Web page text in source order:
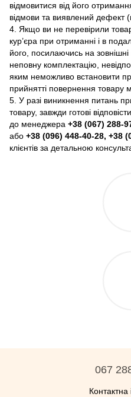
відмовитися від його
відмови та виявлений дефект
4. Якщо ви не перевірили товар
кур’єра при отриманні і в
його, посилаючись на
неповну комплектацію,
яким неможливо встановити
прийнятті повернення товару
5. У разі виникнення питань
товару, завжди готові
до менеджера +38 (067) 288-
або +38 (096) 448-40-28, +38
клієнтів за детальною
067